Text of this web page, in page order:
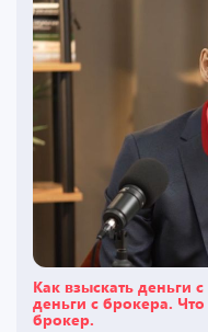
Как взыскать деньги
деньги с брокера.
брокер.